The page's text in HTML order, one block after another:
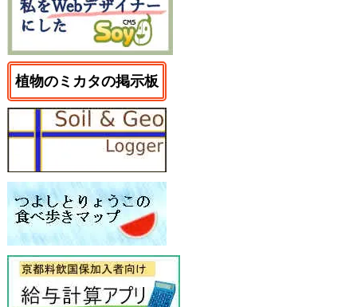
植物のミカタの掲示板